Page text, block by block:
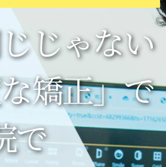
じゃない
矯正」で
で